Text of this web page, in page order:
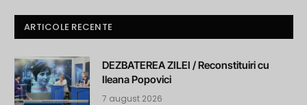
ARTICOLE RECENTE
DEZBATEREA ZILEI / Reconstituiri cu
Ileana Popovici
7 august 2026